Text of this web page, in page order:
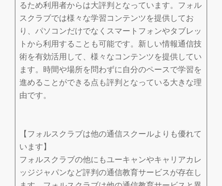
るため利用者からは大評判となっています。フォル
スクラブでは様々な学習コンテンツを提供してお
り、パソコンだけでなくスマートフォンやタブレッ
トから利用することも可能です。新しい情報通信技
術を有効活用して、様々なコンテンツを提供してい
ます。時間や場所を問わずに自分のペースで学習を
進めることができる点も評判となっている大きな理
由です。
【フォルスクラブは他の通信スクールよりも優れて
います】
フォルスクラブの他にもユーキャンやキャリアカレ
ッジジャパンなど評判の通信教育サービスが存在し